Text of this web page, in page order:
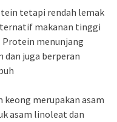
tetapi rendah lemak
makanan tinggi
Protein menunjang
dan juga berperan
keong merupakan asam
asam linoleat dan